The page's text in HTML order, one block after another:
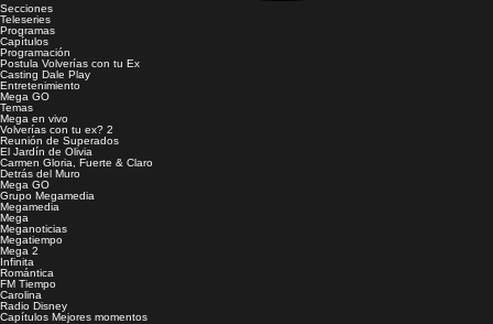
Secciones
Teleseries
Programas
Capítulos
Programación
Postula Volverías con tu Ex
Casting Dale Play
Entretenimiento
Mega GO
Temas
Mega en vivo
Volverías con tu ex? 2
Reunión de Superados
El Jardín de Olivia
Carmen Gloria, Fuerte & Claro
Detrás del Muro
Mega GO
Grupo Megamedia
Megamedia
Mega
Meganoticias
Megatiempo
Mega 2
Infinita
Romántica
FM Tiempo
Carolina
Radio Disney
Capítulos Mejores momentos